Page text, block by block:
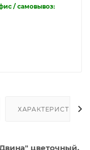
/ самовывоз:
ХАРАКТЕРИСТИКИ
цветочный,